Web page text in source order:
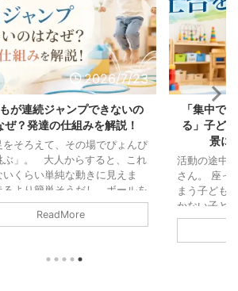
2026/7/23
が連続ジャンプできないの
ぜ？発達の仕組みを解説！
をそろえて、その場でぴょんぴ
ぶ」。 大人からすると、これ
いくらい単純な動きに見えま
るより簡単そうだし、ボールを
より地味な動きと思われ鵜かも
せん。 また「これができない
も、運動の仕組みから見る
ReadMore
「集中で
る」子ど
景に
活動の途中
さん。 座っ
まう子ども
かない子ど
「注意」と